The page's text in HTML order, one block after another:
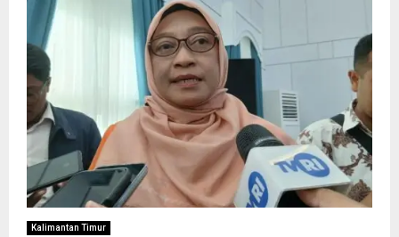
Kalimantan Timur